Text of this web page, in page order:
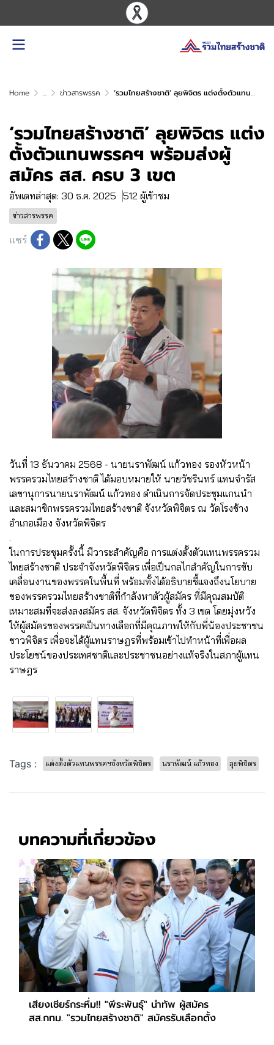
Home ... ข่าวสารพรรค ‘รวมไทยสร้างชาติ’ ลุยพิจิตร แต่งตั้งตัวแทนพรรคฯ พร้อมส่งผู้สมัคร สส. ครบ 3 เขต
‘รวมไทยสร้างชาติ’ ลุยพิจิตร แต่ง
ตั้งตัวแทนพรรคฯ พร้อมส่งผู้
สมัคร สส. ครบ 3 เขต
อัพเดทล่าสุด: 30 ธ.ค. 2025 512 ผู้เข้าชม
ข่าวสารพรรค
แชร์
วันที่ 13 ธันวาคม 2568 - นายนราพัฒน์ แก้วทอง รองหัวหน้า
พรรครวมไทยสร้างชาติ ได้มอบหมายให้ นายวัชรินทร์ แทนจำรัส
เลขานุการนายนราพัฒน์ แก้วทอง ดำเนินการจัดประชุมแกนนำ
และสมาชิกพรรครวมไทยสร้างชาติ จังหวัดพิจิตร ณ วัดโรงช้าง
อำเภอเมือง จังหวัดพิจิตร
.
ในการประชุมครั้งนี้ มีวาระสำคัญคือ การแต่งตั้งตัวแทนพรรครวม
ไทยสร้างชาติ ประจำจังหวัดพิจิตร เพื่อเป็นกลไกสำคัญในการขับ
เคลื่อนงานของพรรคในพื้นที่ พร้อมทั้งได้อธิบายชี้แจงถึงนโยบาย
ของพรรครวมไทยสร้างชาติที่กำลังหาตัวผู้สมัคร ที่มีคุณสมบัติ
เหมาะสมที่จะส่งลงสมัคร สส. จังหวัดพิจิตร ทั้ง 3 เขต โดยมุ่งหวัง
ให้ผู้สมัครของพรรคเป็นทางเลือกที่มีคุณภาพให้กับพี่น้องประชาชน
ชาวพิจิตร เพื่อจะได้ผู้แทนราษฎรที่พร้อมเข้าไปทำหน้าที่เพื่อผล
ประโยชน์ของประเทศชาติและประชาชนอย่างแท้จริงในสภาผู้แทน
ราษฎร
Tags : แต่งตั้งตัวแทนพรรคฯจังหวัดพิจิตร นราพัฒน์ แก้วทอง ลุยพิจิตร
บทความที่เกี่ยวข้อง
เสียงเชียร์กระหึ่ม!! "พีระพันธุ์" นำทัพ ผู้สมัคร
สส.กทม. "รวมไทยสร้างชาติ" สมัครรับเลือกตั้ง